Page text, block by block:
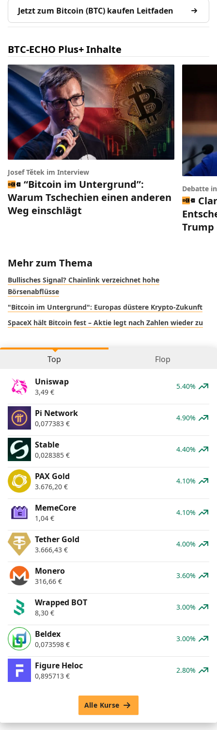
Jetzt zum Bitcoin (BTC) kaufen Leitfaden
BTC-ECHO Plus+ Inhalte
Josef Tětek im Interview
“Bitcoin im Untergrund”:
Warum Tschechien einen anderen
Weg einschlägt
Debatte
Mehr zum Thema
Bullisches Signal? Chainlink verzeichnet hohe
Börsenabflüsse
"Bitcoin im Untergrund": Europas düstere Krypto-Zukunft
SpaceX hält Bitcoin fest – Aktie legt nach Zahlen wieder zu
Top Flop
Uniswap
3,49 €
5.40%
Pi Network
0,077383 €
4.90%
​​Stable
0,028385 €
4.40%
PAX Gold
3.676,20 €
4.10%
MemeCore
1,04 €
4.10%
Tether Gold
3.666,43 €
4.00%
Monero
316,66 €
3.60%
Wrapped BOT
8,30 €
3.00%
Beldex
0,073598 €
3.00%
Figure Heloc
0,895713 €
2.80%
Alle Kurse